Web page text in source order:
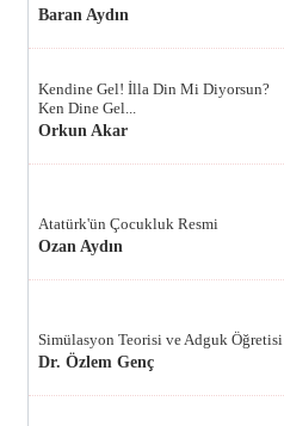
Baran Aydın
Kendine Gel! İlla Din Mi Diyorsun?
Ken Dine Gel...
Orkun Akar
Atatürk'ün Çocukluk Resmi
Ozan Aydın
Simülasyon Teorisi ve Adguk Öğretisi
Dr. Özlem Genç